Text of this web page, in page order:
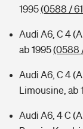
1995(0588 /
Audi A6, C 4
ab 1995(0588
Audi A6, C 4
Limousine, ab
Audi A6, 4 C